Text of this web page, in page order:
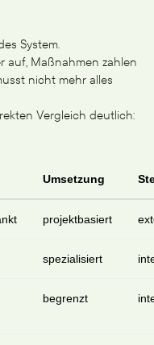
System.
auf, Maßnahmen zahlen
nicht mehr alles
Vergleich deutlich:
Umsetzung
projektbasiert
spezialisiert
begrenzt